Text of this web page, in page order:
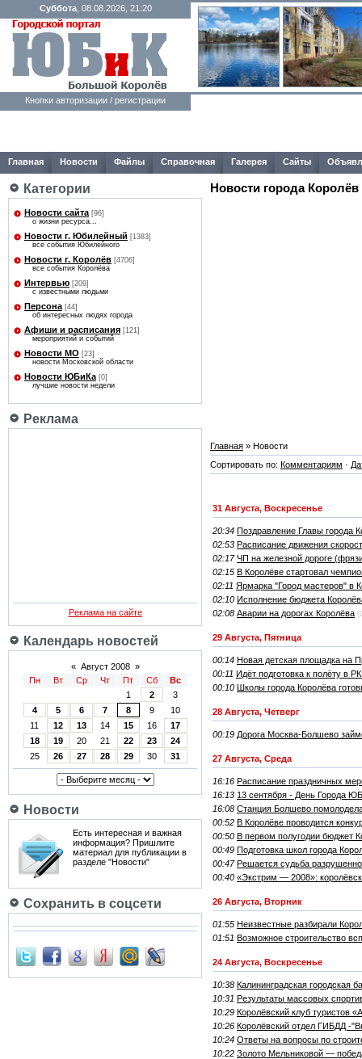
Суббота, 08.08.2026, 21:20
Кнопки авторизации / регистрации
Главная Новости Файлы Справочная Галерея Сайты
Категории
Новости сайта [96]
о жизни ресурса...
Новости г. Юбилейный [1383]
все события Юбилейного
Новости г. Королёв [4706]
все события Королёва
Интервью [209]
с известными людьми
Персона [44]
об интересных людях города
Афиши и расписания [121]
мероприятий и событий
Новости МО [23]
новости Московской области
Новости ЮБиКа [0]
лучшие новости недели
Реклама
Реклама на сайте
Календарь новостей
« Август 2008 »
Пн
Вт Ср Чт Пт Сб
Вс
1
2
3
4
5 6 7 8 9
10
11
12 13 14 15 16
17
18
19 20 21 22 23
24
25
26 27 28 29 30 31
Новости
Есть интересная и важная
информация? Пришлите
материал для публикации в
разделе "Новости"
Сохранить в соцсети
Новости города Королёв
Главная » Новости
Сортировать по: Комментариям ·
31 Августа, Воскресенье
20:34 Поздравление Главы города
02:53 Расписание движения
02:17 ЧП на железной дороге
02:15 В Королёве стартовал
02:11 Ярмарка "Город мастеров" в
02:10 Исполнение бюджета
02:08 Аварии на дорогах Королёва
29 Августа, Пятница
00:14 Новая детская площадка на
00:11 Идёт подготовка к полёту в
00:10 Школы города Королёва
28 Августа, Четверг
00:19 Дорога Москва-Болшево
27 Августа, Среда
16:16 Расписание праздничных
16:13 13 сентября - День Города
16:08 Станция Болшево
00:52 В Королёве проводится
00:50 В первом полугодии бюджет
00:49 Подготовка школ города
00:47 Решается судьба
00:40 «Экстрим — 2008»:
26 Августа, Вторник
01:55 Неизвестные разбирали
01:51 Возможное строительство
24 Августа, Воскресенье
10:38 Калининградская городская
10:31 Результаты массовых
10:29 Королёвский клуб туристов
10:26 Королёвский отдел ГИБДД -
10:24 Ответы на вопросы по
10:22 Золото Мельниковой —